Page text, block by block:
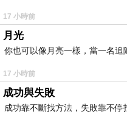
17 小時前
月光
你也可以像月亮一樣，當一名追
17 小時前
成功與失敗
成功靠不斷找方法，失敗靠不停